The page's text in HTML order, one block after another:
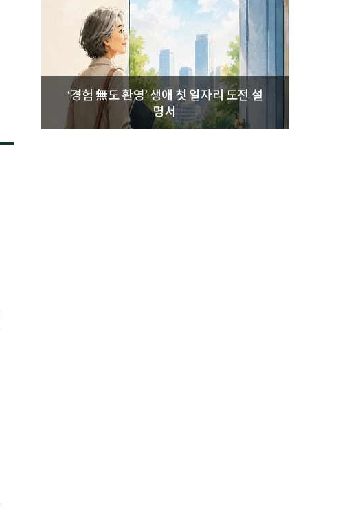
‘경험 無도 환영’ 생애 첫 일자리 도전 설
명서